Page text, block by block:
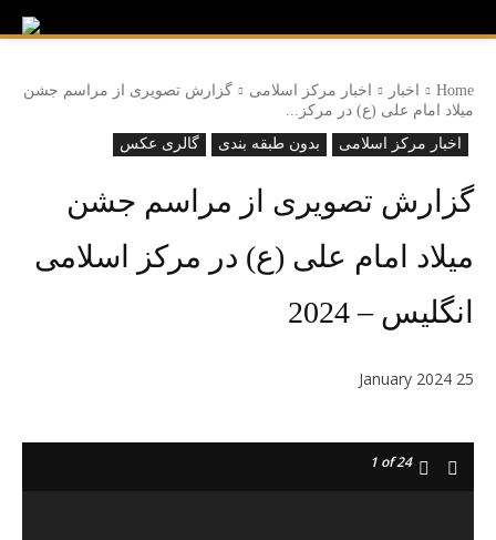
Home اخبار اخبار مرکز اسلامی
گزارش تصویری از مراسم جشن
میلاد امام علی (ع) در مرکز...
اخبار مرکز اسلامی
بدون طبقه بندی گالری عکس
گزارش تصویری از مراسم جشن
میلاد امام علی (ع) در مرکز اسلامی
انگلیس – 2024
25 January 2024
1 of 24